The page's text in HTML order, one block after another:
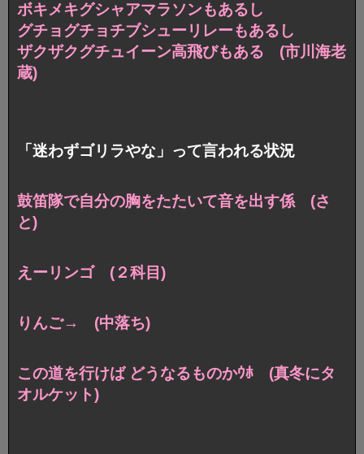
ボキメキグシャアマラソンもあるし
グチョグチョチブシューリレーもあるし
ザクザクグチュイーン高飛びもある (市川海老
蔵)
「迷わずゴリラやな」って言われる状況
鼓笛隊で自分の胸をたたいて音を出す係 (さ
と)
えーリンゴ (２科目)
りんご→ (中落ち)
この道を行けば どうなるものかｳﾎ (真冬にタ
オルケット)